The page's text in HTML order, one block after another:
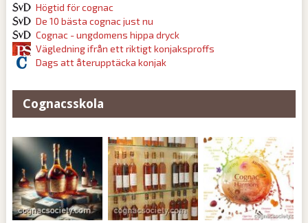
Högtid för cognac
De 10 bästa cognac just nu
Cognac - ungdomens hippa dryck
Vägledning ifrån ett riktigt konjaksproffs
Dags att återupptäcka konjak
Cognacsskola